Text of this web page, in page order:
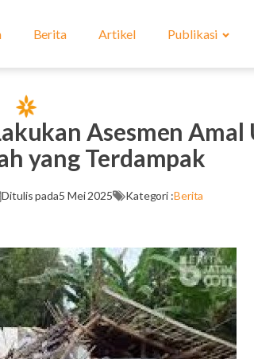
Berita Artikel Publikasi
Asesmen Amal
yang Terdampak
Ditulis pada5 Mei 2025 Kategori :Berita